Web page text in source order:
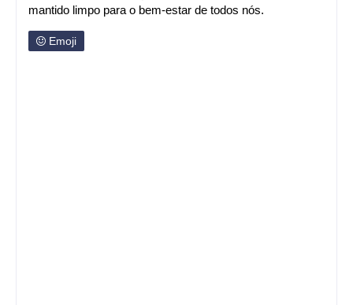
mantido limpo para o bem-estar de todos nós.
Emoji